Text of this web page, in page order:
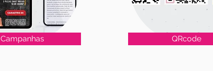
Campanhas QRcode